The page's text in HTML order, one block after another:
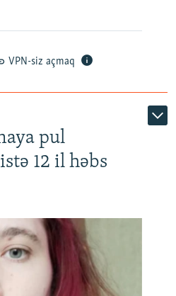
VPN-siz açmaq
pul
12 il həbs